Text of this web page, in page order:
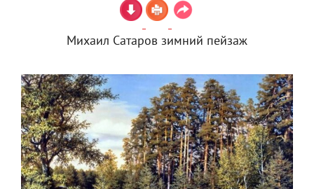
Михаил Сатаров зимний пейзаж